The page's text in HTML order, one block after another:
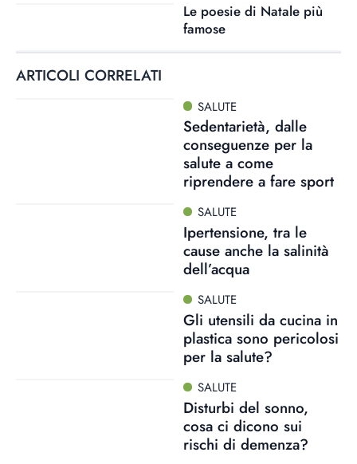
Le poesie di Natale più
famose
ARTICOLI CORRELATI
SALUTE
Sedentarietà, dalle
conseguenze per la
salute a come
riprendere a fare sport
SALUTE
Ipertensione, tra le
cause anche la salinità
dell’acqua
SALUTE
Gli utensili da cucina in
plastica sono pericolosi
per la salute?
SALUTE
Disturbi del sonno,
cosa ci dicono sui
rischi di demenza?